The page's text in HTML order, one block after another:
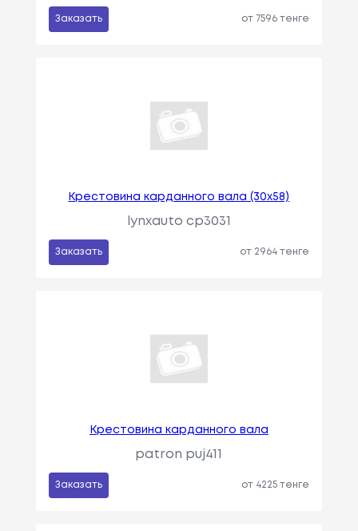
Заказать от 7596 тенге
Крестовина карданного вала (30x58)
lynxauto cp3031
Заказать от 2964 тенге
Крестовина карданного вала
patron puj411
Заказать от 4225 тенге